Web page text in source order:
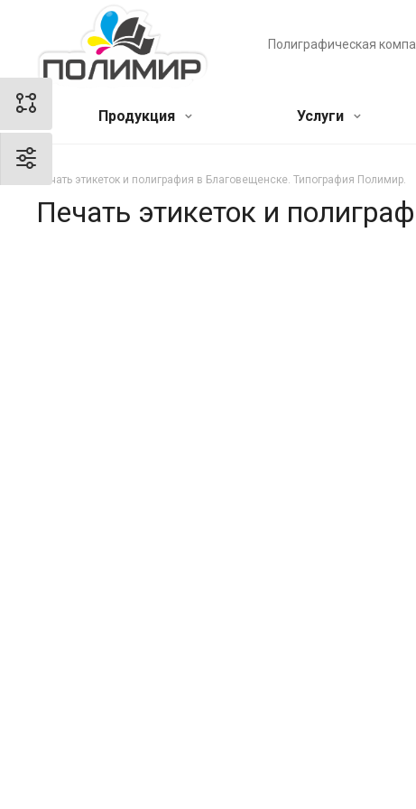
Полиграфическая
Продукция Услуги
Печать этикеток и полиграфия в Благовещенске. Типография Полимир.
Печать этикеток и